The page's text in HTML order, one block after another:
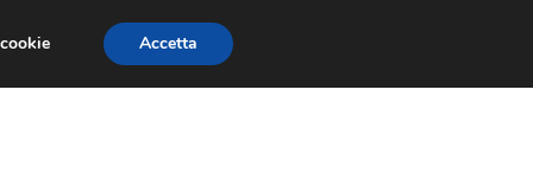
EVENTI E FIERE
Accetta